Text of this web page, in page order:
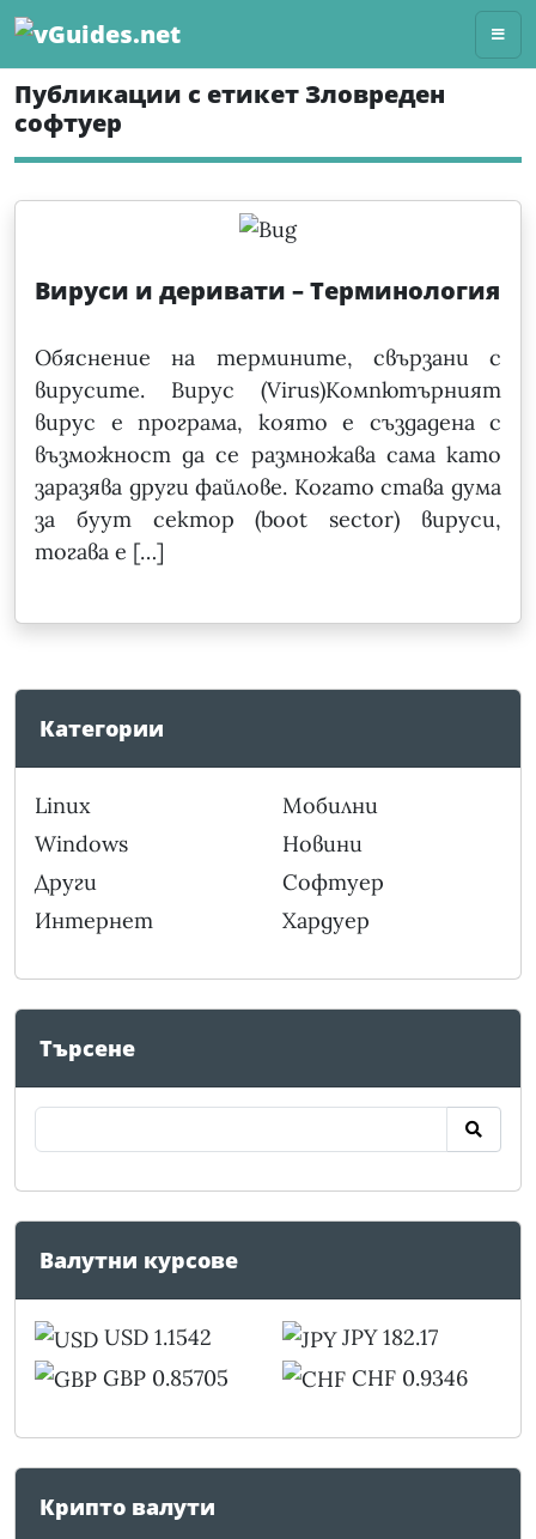
Skip
content
Публикации с етикет Зловреден
софтуер
Вируси и деривати – Терминология
Обяснение на термините, свързани с
вирусите. Вирус (Virus)Компютърният
вирус е програма, която е създадена с
възможност да се размножава сама като
заразява други файлове. Когато става дума
за буут сектор (boot sector) вируси,
тогава е […]
Категории
Linux
Windows
Други
Интернет
Мобилни
Новини
Софтуер
Хардуер
Търсене
Валутни курсове
USD 1.1542
GBP 0.85705
JPY 182.17
CHF 0.9346
Крипто валути